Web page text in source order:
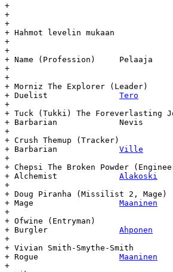
+
+
+
+ Hahmot levelin mukaan
+
+  					   Level	   Day		Age
+ Name (Profession)	Pelaaja		Start	End	Start	End	(days)
+
+
+ Morniz The Explorer (Leader)
Tero
+
+ Tuck (Tukki) The Foreverlasting
+ Barbarian	 	Nevis		4	4	16.6	-	-
+
+ Crush Themup (Tracker)
Ville
+
+ Chepsi The Broken Powder
Alakoski
+
+ Doug Piranha (Missilist 2, Mage)
Maaninen
+
+ Ofwine (Entryman)
Ahponen
+
+ Vivian Smith-Smythe-Smith
Maaninen
+